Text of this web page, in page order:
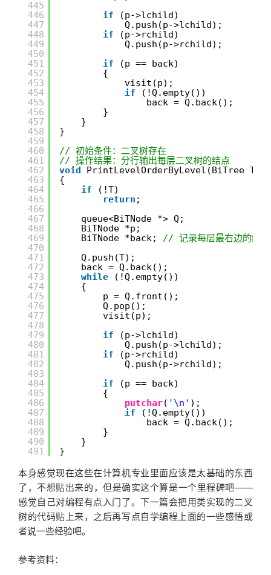
445
446
447
448
449
450
451
452
453
454
455
456
457
458
459
460
461
462
463
464
465
466
467
468
469
470
471
472
473
474
475
476
477
478
479
480
481
482
483
484
485
486
487
488
489
490
491
if
(p->lchild)
Q.push(p->lchild);
if
(p->rchild)
Q.push(p->rchild);
if
(p == back)
{
visit(p);
if
(!Q.empty())
back = Q.back();
}
}
}
// 初始条件：二叉树存在
// 操作结果：分行输出每层二叉树的结点
void
PrintLevelOrderByLevel(BiTree T)
{
if
(!T)
return ;
queue<BiTNode *> Q;
BiTNode *p;
BiTNode *back; // 记录每层最右边的结点
Q.push(T);
back = Q.back();
while
(!Q.empty())
{
p = Q.front();
Q.pop();
visit(p);
if
(p->lchild)
Q.push(p->lchild);
if
(p->rchild)
Q.push(p->rchild);
if
(p == back)
{
putchar( '\n' );
if
(!Q.empty())
back = Q.back();
}
}
}
本身感觉现在这些在计算机专业里面应该是太基础的东西
了，不想贴出来的，但是确实这个算是一个里程碑吧——
感觉自己对编程有点入门了。下一篇会把用类实现的二叉
树的代码贴上来，之后再写点自学编程上面的一些感悟或
者说一些经验吧。
参考资料：